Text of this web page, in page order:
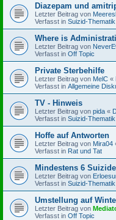
Diazepam und
Letzter Beitrag von
Verfasst in Suizid-
Where is
Letzter Beitrag von
Verfasst in Off Topic
Private Sterbehilfe
Letzter Beitrag von MelC «
Verfasst in Allgemeine
TV - Hinweis
Letzter Beitrag von pida «
Verfasst in Suizid-
Hoffe auf Antworten
Letzter Beitrag von Mira04
Verfasst in Rat und Tat
Mindestens 6
Letzter Beitrag von
Verfasst in Suizid-
Umstellung auf
Letzter Beitrag von
Verfasst in Off Topic